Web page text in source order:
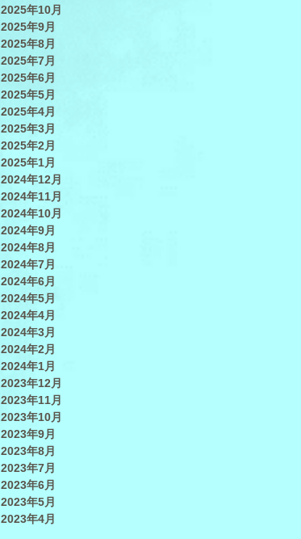
2025年10月
2025年9月
2025年8月
2025年7月
2025年6月
2025年5月
2025年4月
2025年3月
2025年2月
2025年1月
2024年12月
2024年11月
2024年10月
2024年9月
2024年8月
2024年7月
2024年6月
2024年5月
2024年4月
2024年3月
2024年2月
2024年1月
2023年12月
2023年11月
2023年10月
2023年9月
2023年8月
2023年7月
2023年6月
2023年5月
2023年4月